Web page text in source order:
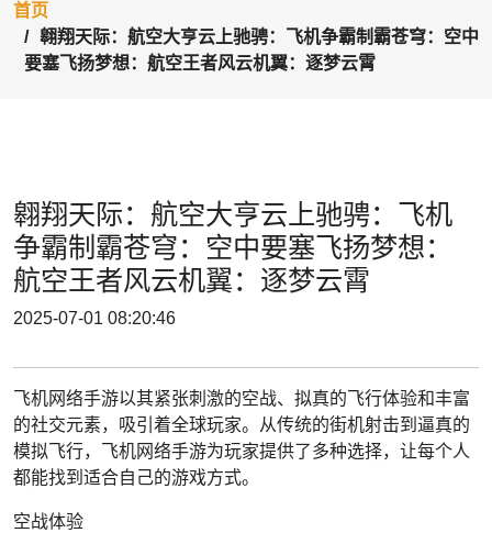
首页
翱翔天际：航空大亨云上驰骋：飞机争霸制霸苍穹：空中
要塞飞扬梦想：航空王者风云机翼：逐梦云霄
翱翔天际：航空大亨云上驰骋：飞机
争霸制霸苍穹：空中要塞飞扬梦想：
航空王者风云机翼：逐梦云霄
2025-07-01 08:20:46
飞机网络手游以其紧张刺激的空战、拟真的飞行体验和丰富
的社交元素，吸引着全球玩家。从传统的街机射击到逼真的
模拟飞行，飞机网络手游为玩家提供了多种选择，让每个人
都能找到适合自己的游戏方式。
空战体验